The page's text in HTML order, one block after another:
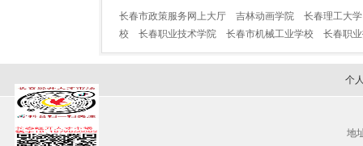
长春市政策服务网上大厅 吉林动画学院 长春理工大学
校
长春职业技术学院 长春市机械工业学校 长春职
个
地